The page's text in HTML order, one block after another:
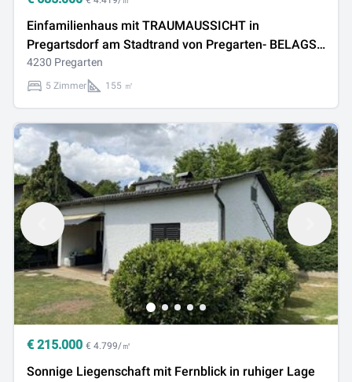
Einfamilienhaus mit TRAUMAUSSICHT in
Pregartsdorf am Stadtrand von Pregarten- BELAGS
ODER SCHLÜSSELFERTIG
4230 Pregarten
5 Zimmer 155 ㎡
€ 215.000 € 4.799/㎡
Sonnige Liegenschaft mit Fernblick in ruhiger Lage